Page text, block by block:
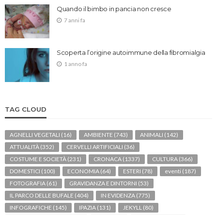
Quando il bimbo in pancia non cresce
7 anni fa
Scoperta l’origine autoimmune della fibromialgia
1 anno fa
TAG CLOUD
AGNELLI VEGETALI (16) AMBIENTE (743) ANIMALI (142)
ATTUALITÀ (352) CERVELLI ARTIFICIALI (36)
COSTUME E SOCIETÀ (231) CRONACA (1337) CULTURA (366)
DOMESTICI (100) ECONOMIA (64) ESTERI (78) eventi (187)
FOTOGRAFIA (61) GRAVIDANZA E DINTORNI (53)
IL PARCO DELLE BUFALE (404) IN EVIDENZA (775)
INFOGRAFICHE (145) IPAZIA (131) JEKYLL (80)